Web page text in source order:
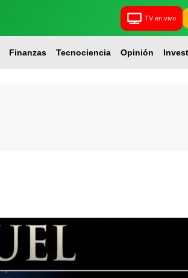
TV en vivo
Finanzas Tecnociencia Opinión